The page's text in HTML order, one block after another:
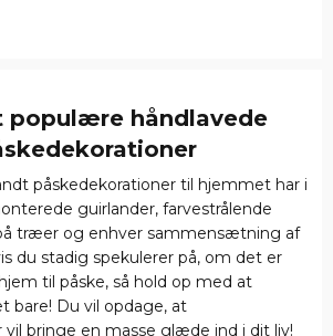
populære håndlavede
påskedekorationer til hjemmet har i
guirlander, farvestrålende
træer og enhver sammensætning af
du stadig spekulerer på, om det er
til påske, så hold op med at
bare! Du vil opdage, at
vil bringe en masse glæde ind i dit liv!